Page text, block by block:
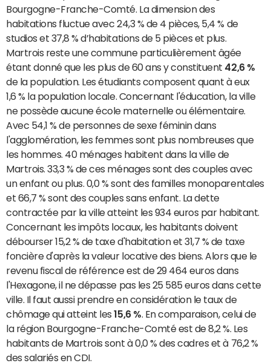
Bourgogne-Franche-Comté. La dimension des
habitations fluctue avec 24,3 % de 4 pièces, 5,4 % de
studios et 37,8 % d’habitations de 5 pièces et plus.
Martrois reste une commune particulièrement âgée
étant donné que les plus de 60 ans y constituent 42,6 %
de la population. Les étudiants composent quant à eux
1,6 % la population locale. Concernant l'éducation, la ville
ne possède aucune école maternelle ou élémentaire.
Avec 54,1 % de personnes de sexe féminin dans
l'agglomération, les femmes sont plus nombreuses que
les hommes. 40 ménages habitent dans la ville de
Martrois. 33,3 % de ces ménages sont des couples avec
un enfant ou plus. 0,0 % sont des familles monoparentales
et 66,7 % sont des couples sans enfant. La dette
contractée par la ville atteint les 934 euros par habitant.
Concernant les impôts locaux, les habitants doivent
débourser 15,2 % de taxe d'habitation et 31,7 % de taxe
foncière d'après la valeur locative des biens. Alors que le
revenu fiscal de référence est de 29 464 euros dans
l'Hexagone, il ne dépasse pas les 25 585 euros dans cette
ville. Il faut aussi prendre en considération le taux de
chômage qui atteint les15,6 % . En comparaison, celui de
la région Bourgogne-Franche-Comté est de 8,2 %. Les
habitants de Martrois sont à 0,0 % des cadres et à 76,2 %
des salariés en CDI.